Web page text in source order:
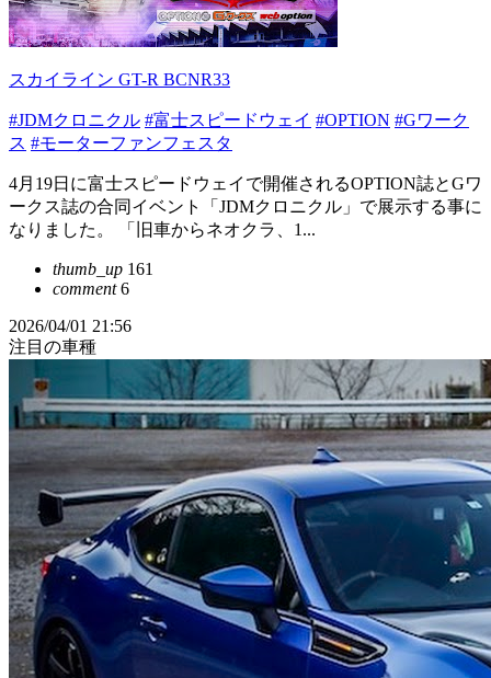
スカイライン GT-R BCNR33
#JDMクロニクル #富士スピードウェイ #OPTION #Gワーク
ス #モーターファンフェスタ
4月19日に富士スピードウェイで開催されるOPTION誌とGワ
ークス誌の合同イベント「JDMクロニクル」で展示する事に
なりました。 「旧車からネオクラ、1...
thumb_up 161
comment6
2026/04/01 21:56
注目の車種